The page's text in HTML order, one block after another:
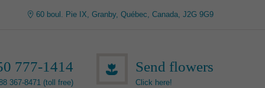
60 boul. Pie IX, Granby, Québec, Canada, J2G 9G9
777-1414
367-8471 (toll free)
Send flowers
Click here!